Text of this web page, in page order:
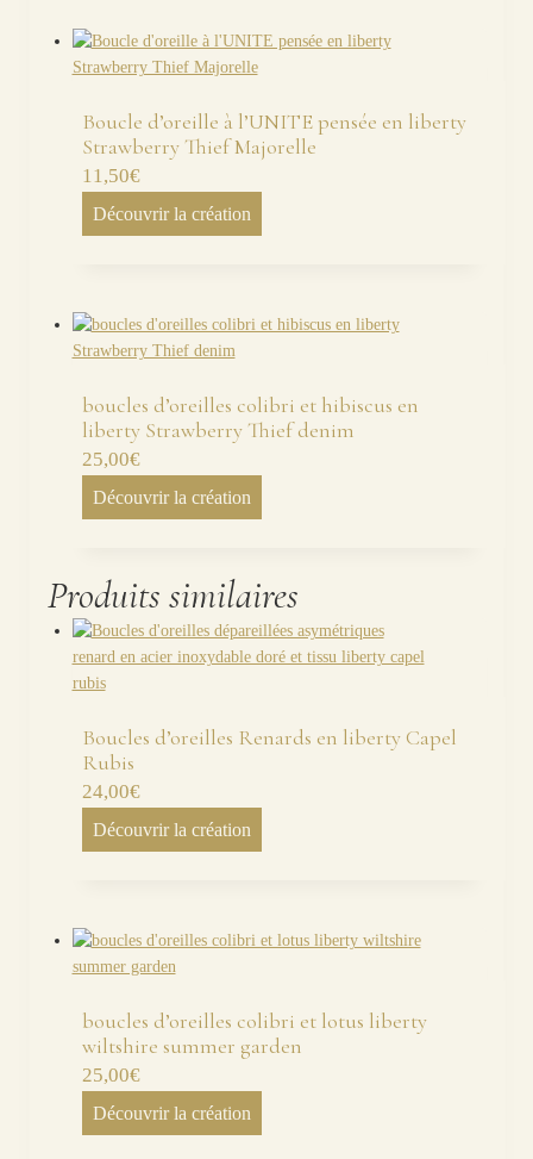
Boucle d’oreille à l’UNITE pensée en liberty
Strawberry Thief Majorelle
11,50€
Découvrir la création
boucles d’oreilles colibri et hibiscus en
liberty Strawberry Thief denim
25,00€
Découvrir la création
Produits similaires
Boucles d’oreilles Renards en liberty Capel
Rubis
24,00€
Découvrir la création
boucles d’oreilles colibri et lotus liberty
wiltshire summer garden
25,00€
Découvrir la création